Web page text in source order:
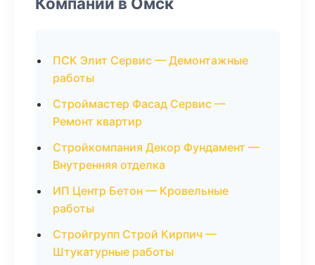
ПСК Элит Сервис — Демонтажные
работы
Строймастер Фасад Сервис —
Ремонт квартир
Стройкомпания Декор Фундамент —
Внутренняя отделка
ИП Центр Бетон — Кровельные
работы
Стройгрупп Строй Кирпич —
Штукатурные работы